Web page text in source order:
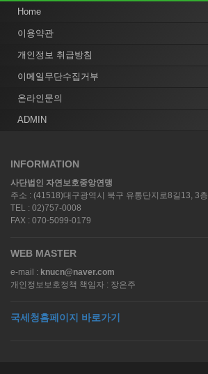
Home
이용약관
개인정보 취급방침
이메일무단수집거부
온라인문의
ADMIN
INFORMATION
사단법인 자연보호중앙연맹
주소 : (41518)대구광역시 북구 유통단지로8길13, 3층
TEL : 02)757-0008
FAX : 070-5099-0179
WEB MASTER
e-mail : knucn@naver.com
개인정보보호정책 책임자 : 장은주
국세청홈페이지 바로가기